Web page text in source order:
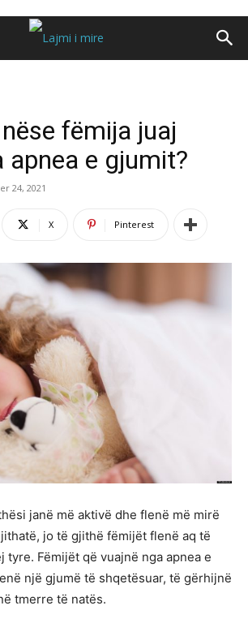
fëmija juaj
apnea e gjumit?
24, 2021
X Pinterest
janë më aktivë dhe flenë më mirë
jo të gjithë fëmijët flenë aq të
tyre. Fëmijët që vuajnë nga apnea e
një gjumë të shqetësuar, të gërhijnë
tmerre të natës.